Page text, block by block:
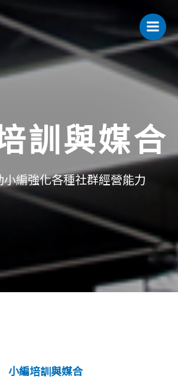
content
訓與媒合
編強化各種社群經營能力
小編培訓與媒合